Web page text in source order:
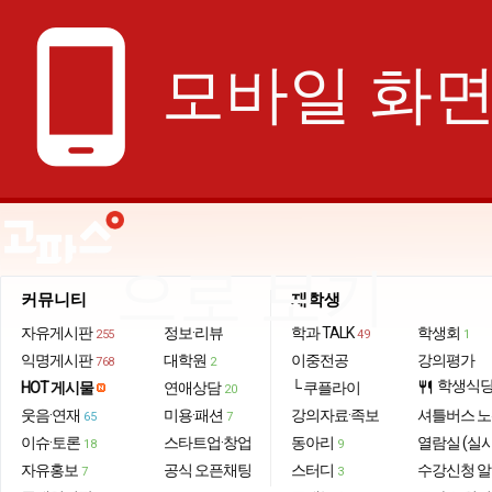
phone_android 모바일 화
으로 보기
커뮤니티
자유게시판 255
익명게시판 768
HOT 게시물
웃음·연재 65
이슈·토론 18
자유홍보 7
정보·리뷰
대학원 2
연애상담 20
미용·패션 7
스타트업·창업
공식 오픈채팅
재학생
학과 TALK 49
이중전공
└ 쿠플라이
강의자료·족보
동아리 9
스터디 3
학생회 1
강의평가
restaurant 학생식
셔틀버스
열람실 (실
수강신청